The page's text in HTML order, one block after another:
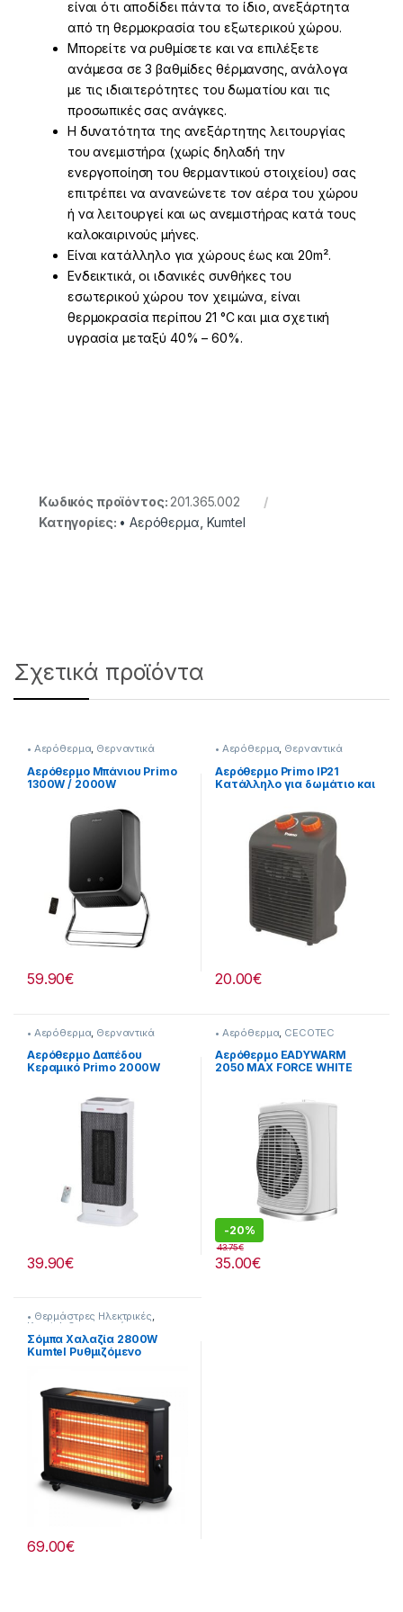
είναι ότι αποδίδει πάντα το ίδιο, ανεξάρτητα
από τη θερμοκρασία του εξωτερικού χώρου.
Μπορείτε να ρυθμίσετε και να επιλέξετε
ανάμεσα σε 3 βαθμίδες θέρμανσης, ανάλογα
με τις ιδιαιτερότητες του δωματίου και τις
προσωπικές σας ανάγκες.
Η δυνατότητα της ανεξάρτητης λειτουργίας
του ανεμιστήρα (χωρίς δηλαδή την
ενεργοποίηση του θερμαντικού στοιχείου) σας
επιτρέπει να ανανεώνετε τον αέρα του χώρου
ή να λειτουργεί και ως ανεμιστήρας κατά τους
καλοκαιρινούς μήνες.
Είναι κατάλληλο για χώρους έως και 20m².
Ενδεικτικά, οι ιδανικές συνθήκες του
εσωτερικού χώρου τον χειμώνα, είναι
θερμοκρασία περίπου 21 °C και μια σχετική
υγρασία μεταξύ 40% – 60%.
Κωδικός προϊόντος: 201.365.002
Κατηγορίες: • Αερόθερμα Kumtel
Σχετικά προϊόντα
• Αερόθερμα, Θερναντικά
Αερόθερμο Μπάνιου Primo
1300W / 2000W
59.90€
• Αερόθερμα, Θερναντικά
Αερόθερμο Primo IP21
Κατάλληλο για δωμάτιο και
20.00€
• Αερόθερμα, Θερναντικά
Αερόθερμο Δαπέδου
Κεραμικό Primo 2000W
39.90€
• Αερόθερμα, CECOTEC
Αερόθερμο EADYWARM
2050 MAX FORCE WHITE
-20%
35.00€
43.75€
• Θερμάστρες Ηλεκτρικές,
Kumtel Θερναντικά
Σόμπα Χαλαζία 2800W
Kumtel Ρυθμιζόμενο
69.00€